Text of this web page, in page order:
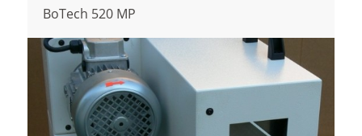
BoTech 520 MP